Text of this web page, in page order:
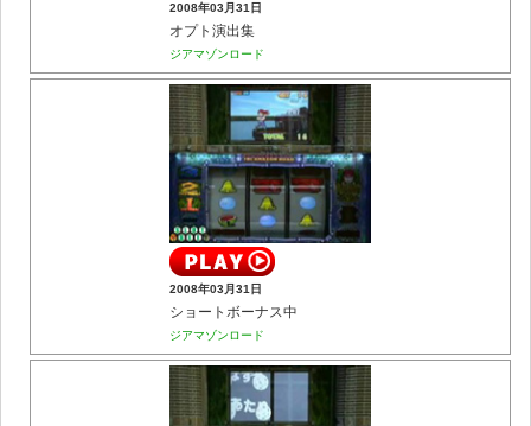
2008年03月31日
オプト演出集
ジアマゾンロード
2008年03月31日
ショートボーナス中
ジアマゾンロード